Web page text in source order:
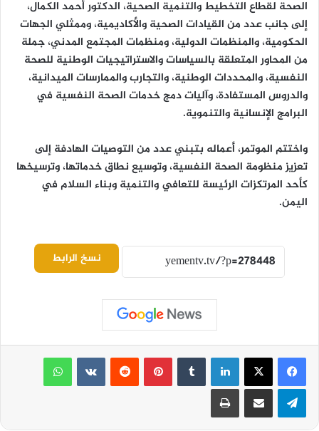
الصحة لقطاع التخطيط والتنمية الصحية، الدكتور أحمد الكمال،
إلى جانب عدد من القيادات الصحية والأكاديمية، وممثلي الجهات
الحكومية، والمنظمات الدولية، ومنظمات المجتمع المدني، جملة
من المحاور المتعلقة بالسياسات والاستراتيجيات الوطنية للصحة
النفسية، والمحددات الوطنية، والتجارب والممارسات الميدانية،
والدروس المستفادة، وآليات دمج خدمات الصحة النفسية في
البرامج الإنسانية والتنموية.
واختتم الموتمر، أعماله بتبني عدد من التوصيات الهادفة إلى
تعزيز منظومة الصحة النفسية، وتوسيع نطاق خدماتها، وترسيخها
كأحد المرتكزات الرئيسة للتعافي والتنمية وبناء السلام في
اليمن.
نسخ الرابط
لينكدإن بينتيريست
واتساب
تيلقرام مشاركة عبر البريد طباعة